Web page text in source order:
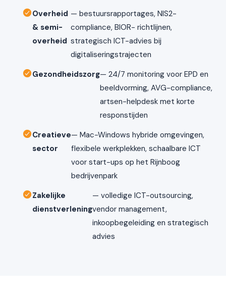
Overheid
& semi-
overheid
— bestuursrapportages, NIS2-
compliance, BIOR- richtlijnen,
strategisch ICT-advies bij
digitaliseringstrajecten
Gezondheidszorg— 24/7 monitoring voor EPD en
beeldvorming, AVG-compliance,
artsen-helpdesk met korte
responstijden
Creatieve
sector
— Mac-Windows hybride omgevingen,
flexibele werkplekken, schaalbare ICT
voor start-ups op het Rijnboog
bedrijvenpark
Zakelijke
dienstverlening
— volledige ICT-outsourcing,
vendor management,
inkoopbegeleiding en strategisch
advies